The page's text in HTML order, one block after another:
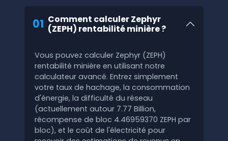
01 Comment calculer Zephyr
(ZEPH) rentabilité minière ?
Vous pouvez calculer Zephyr (ZEPH)
rentabilité minière en utilisant notre
calculateur avancé. Entrez simplement
votre taux de hachage, la consommation
d'énergie, la difficulté du réseau
(actuellement autour 7.77 Billion,
récompense de bloc 4.46959370 ZEPH par
bloc), et le coût de l'électricité pour